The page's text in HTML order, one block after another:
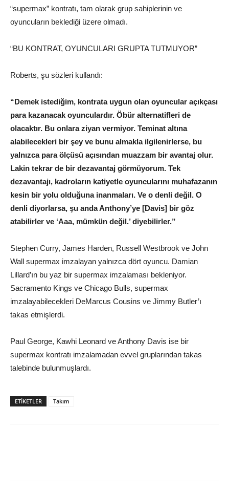
“supermax” kontratı, tam olarak grup sahiplerinin ve
oyuncuların beklediği üzere olmadı.
“BU KONTRAT, OYUNCULARI GRUPTA TUTMUYOR”
Roberts, şu sözleri kullandı:
“Demek istediğim, kontrata uygun olan oyuncular açıkçası
para kazanacak oyunculardır. Öbür alternatifleri de
olacaktır. Bu onlara ziyan vermiyor. Teminat altına
alabilecekleri bir şey ve bunu almakla ilgilenirlerse, bu
yalnızca para ölçüsü açısından muazzam bir avantaj olur.
Lakin tekrar de bir dezavantaj görmüyorum. Tek
dezavantajı, kadroların katiyetle oyuncularını muhafazanın
kesin bir yolu olduğuna inanmaları. Ve o denli değil. O
denli diyorlarsa, şu anda Anthony’ye [Davis] bir göz
atabilirler ve ‘Aaa, mümkün değil.’ diyebilirler.”
Stephen Curry, James Harden, Russell Westbrook ve John
Wall supermax imzalayan yalnızca dört oyuncu. Damian
Lillard’ın bu yaz bir supermax imzalaması bekleniyor.
Sacramento Kings ve Chicago Bulls, supermax
imzalayabilecekleri DeMarcus Cousins ve Jimmy Butler’ı
takas etmişlerdi.
Paul George, Kawhi Leonard ve Anthony Davis ise bir
supermax kontratı imzalamadan evvel gruplarından takas
talebinde bulunmuşlardı.
ETIKETLER Takım